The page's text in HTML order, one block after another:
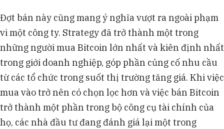
Đợt bán này cũng mang ý nghĩa vượt ra ngoài phạm
vi một công ty. Strategy đã trở thành một trong
những người mua Bitcoin lớn nhất và kiên định nhất
trong giới doanh nghiệp, góp phần củng cố nhu cầu
từ các tổ chức trong suốt thị trường tăng giá. Khi việc
mua vào trở nên có chọn lọc hơn và việc bán Bitcoin
trở thành một phần trong bộ công cụ tài chính của
họ, các nhà đầu tư đang đánh giá lại một trong